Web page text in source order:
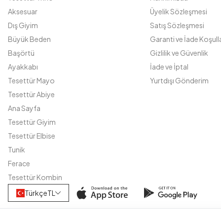
Aksesuar
Dış Giyim
Büyük Beden
Başörtü
Ayakkabı
Tesettür Mayo
Tesettür Abiye
Ana Sayfa
Tesettür Giyim
Tesettür Elbise
Tunik
Ferace
Tesettür Kombin
Üyelik Sözleşmesi
Satış Sözleşmesi
Garanti ve İade
Gizlilik ve Güvenlik
İade ve İptal
Yurtdışı Gönderim
TürkçeTL